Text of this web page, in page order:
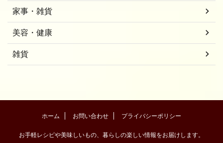
家事・雑貨
美容・健康
雑貨
ホーム お問い合わせ プライバシーポリシー
お手軽レシピや美味しいもの、暮らしの楽しい情報をお届けします。